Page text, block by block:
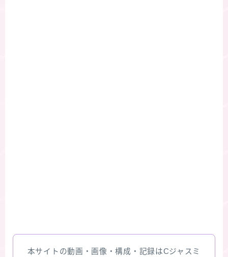
本サイトの動画・画像・構成・記録はCジャスミ